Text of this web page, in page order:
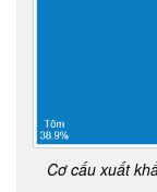
Cơ cấu xuất